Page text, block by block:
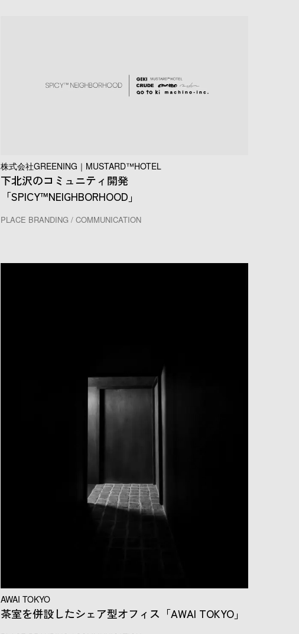
株式会社GREENING｜MUSTARD™HOTEL
下北沢のコミュニティ開発
「SPICY™NEIGHBORHOOD」
PLACE BRANDING / COMMUNICATION
AWAI TOKYO
茶室を併設したシェア型オフィス「AWAI TOKYO」